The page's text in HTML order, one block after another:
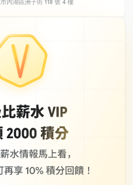
內湖區洲子街 118 號 4 樓